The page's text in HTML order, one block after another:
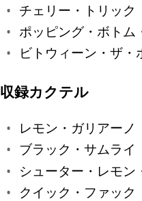
チェリー・トリック
ポッピング・ボトム
ビトウィーン・ザ・
収録カクテル
レモン・ガリアーノ
ブラック・サムライ
シューター・レモン
クイック・ファック